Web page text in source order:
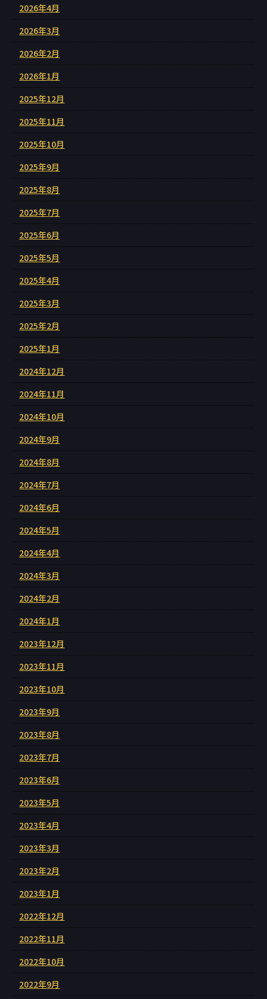
2026年4月
2026年3月
2026年2月
2026年1月
2025年12月
2025年11月
2025年10月
2025年9月
2025年8月
2025年7月
2025年6月
2025年5月
2025年4月
2025年3月
2025年2月
2025年1月
2024年12月
2024年11月
2024年10月
2024年9月
2024年8月
2024年7月
2024年6月
2024年5月
2024年4月
2024年3月
2024年2月
2024年1月
2023年12月
2023年11月
2023年10月
2023年9月
2023年8月
2023年7月
2023年6月
2023年5月
2023年4月
2023年3月
2023年2月
2023年1月
2022年12月
2022年11月
2022年10月
2022年9月